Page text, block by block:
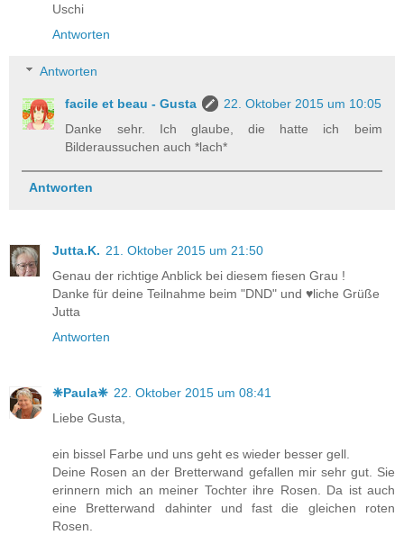
Uschi
Antworten
Antworten
facile et beau - Gusta
22. Oktober 2015 um 10:05
Danke sehr. Ich glaube, die hatte ich beim
Bilderaussuchen auch *lach*
Antworten
Jutta.K. 21. Oktober 2015 um 21:50
Genau der richtige Anblick bei diesem fiesen Grau !
Danke für deine Teilnahme beim "DND" und ♥liche Grüße
Jutta
Antworten
❈Paula❈ 22. Oktober 2015 um 08:41
Liebe Gusta,
ein bissel Farbe und uns geht es wieder besser gell.
Deine Rosen an der Bretterwand gefallen mir sehr gut. Sie
erinnern mich an meiner Tochter ihre Rosen. Da ist auch
eine Bretterwand dahinter und fast die gleichen roten
Rosen.